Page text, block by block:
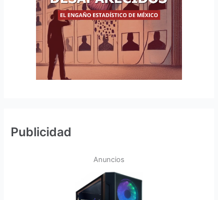
Publicidad
Anuncios